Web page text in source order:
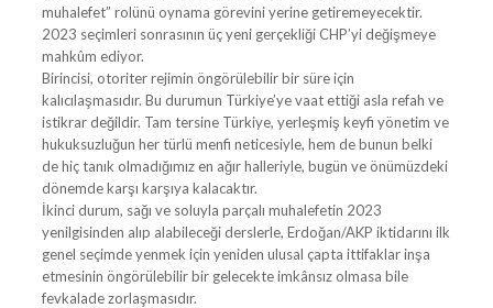
muhalefet” rolünü oynama görevini yerine getiremeyecektir.
2023 seçimleri sonrasının üç yeni gerçekliği CHP’yi değişmeye
mahkûm ediyor.
Birincisi, otoriter rejimin öngörülebilir bir süre için
kalıcılaşmasıdır. Bu durumun Türkiye’ye vaat ettiği asla refah ve
istikrar değildir. Tam tersine Türkiye, yerleşmiş keyfi yönetim ve
hukuksuzluğun her türlü menfi neticesiyle, hem de bunun belki
de hiç tanık olmadığımız en ağır halleriyle, bugün ve önümüzdeki
dönemde karşı karşıya kalacaktır.
İkinci durum, sağı ve soluyla parçalı muhalefetin 2023
yenilgisinden alıp alabileceği derslerle, Erdoğan/AKP iktidarını ilk
genel seçimde yenmek için yeniden ulusal çapta ittifaklar inşa
etmesinin öngörülebilir bir gelecekte imkânsız olmasa bile
fevkalade zorlaşmasıdır.